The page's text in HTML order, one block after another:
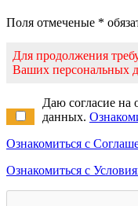
Поля отмеченые *
Для продолжения
Ваших персональных
Даю согласие на
данных.
Ознакомиться с
Ознакомиться с